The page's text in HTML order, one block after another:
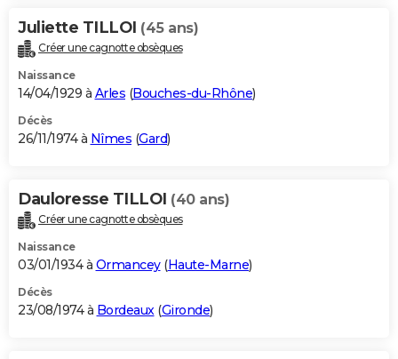
Juliette TILLOI (45 ans)
Créer une cagnotte obsèques
Naissance
14/04/1929 à Arles (Bouches-du-Rhône)
Décès
26/11/1974 à Nîmes (Gard)
Dauloresse TILLOI (40 ans)
Créer une cagnotte obsèques
Naissance
03/01/1934 à Ormancey(Haute-Marne)
Décès
23/08/1974 à Bordeaux(Gironde)